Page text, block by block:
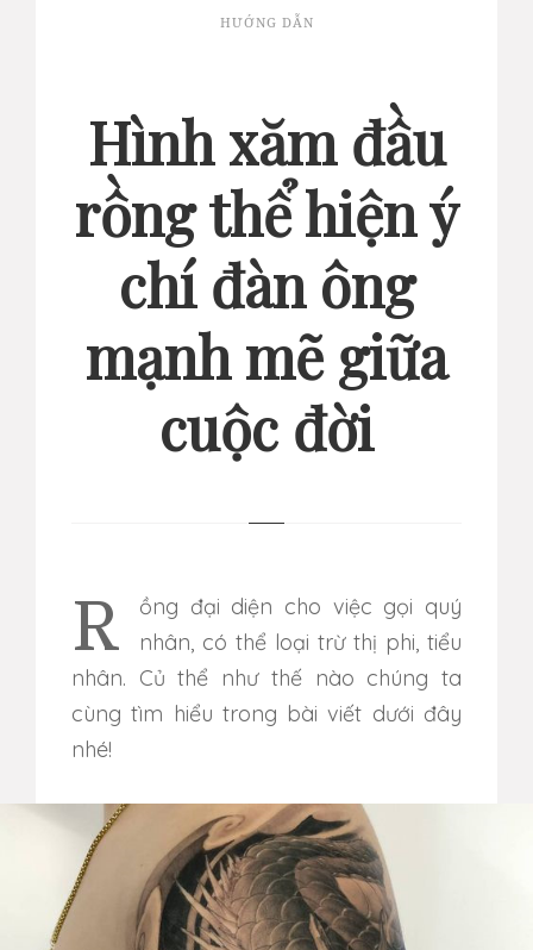
HƯỚNG DẪN
Hình xăm đầu
rồng thể hiện ý
chí đàn ông
mạnh mẽ giữa
cuộc đời
Rồng đại diện cho việc gọi quý
nhân, có thể loại trừ thị phi, tiểu
nhân. Củ thể như thế nào chúng ta
cùng tìm hiểu trong bài viết dưới đây
nhé!